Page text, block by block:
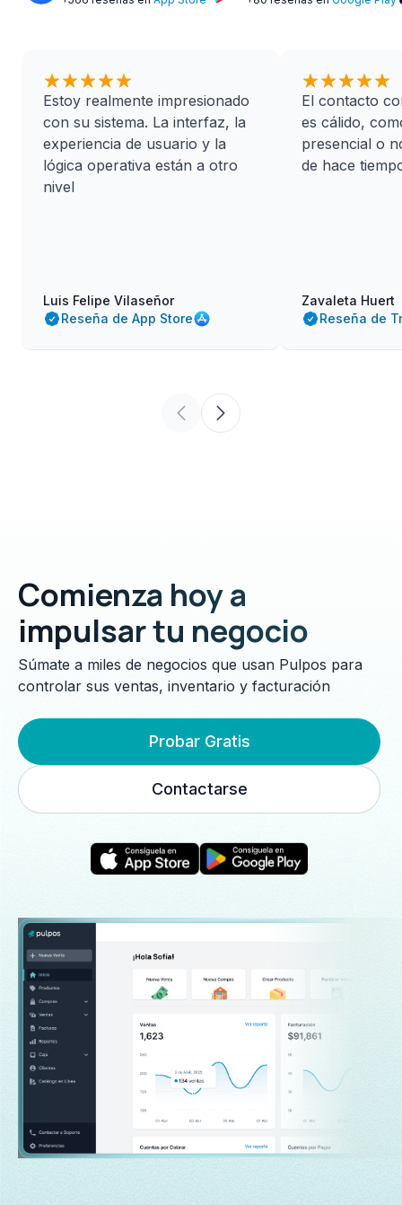
Estoy realmente impresionado
con su sistema. La interfaz, la
experiencia de usuario y la
lógica operativa están a otro
nivel
Luis Felipe Vilaseñor
Reseña de App Store
El contacto
es cálido,
presencial o
de hace
Zavaleta Huert
Reseña de
Comienza hoy a
impulsar tu negocio
Súmate a miles de negocios que usan Pulpos para
controlar sus ventas, inventario y facturación
Probar Gratis
Contactarse